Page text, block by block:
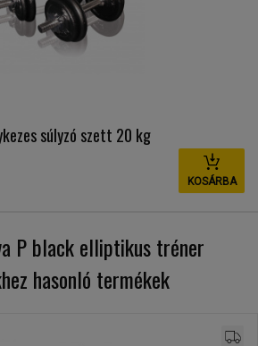
súlyzó szett 20 kg
KOSÁRBA
P black elliptikus tréner
hasonló termékek